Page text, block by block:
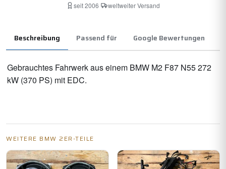
seit 2006· weltweiter Versand
Beschreibung Passend für Google Bewertungen
Gebrauchtes Fahrwerk aus einem BMW M2 F87 N55 272
kW (370 PS) mit EDC.
WEITERE BMW 2ER-TEILE